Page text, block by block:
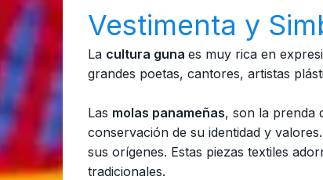
Vestimenta y
La cultura guna es muy rica en
grandes poetas, cantores, artistas
Las molas panameñas, son la prenda
conservación de su identidad y
sus orígenes. Estas piezas textiles
tradicionales.